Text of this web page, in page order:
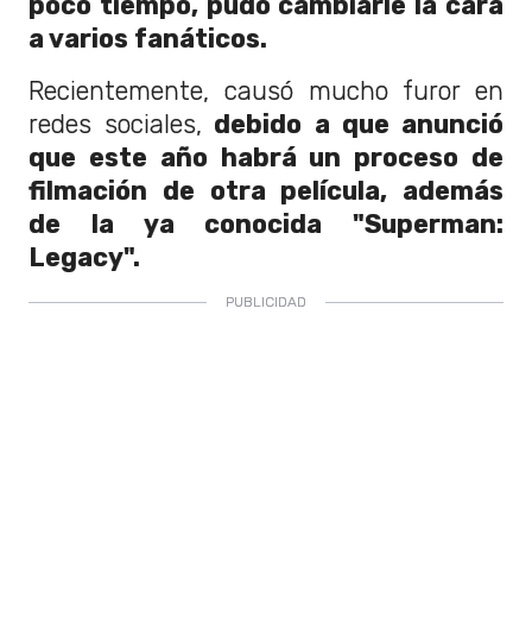
a varios fanáticos.
Recientemente, causó mucho furor en
redes sociales, debido a que anunció
que este año habrá un proceso de
filmación de otra película, además
de la ya conocida "Superman:
Legacy".